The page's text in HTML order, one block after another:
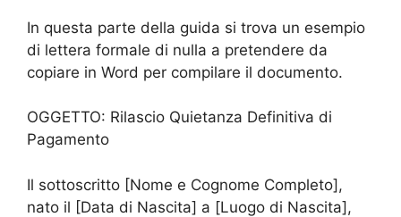
In questa parte della guida si trova un esempio
di lettera formale di nulla a pretendere da
copiare in Word per compilare il documento.
OGGETTO: Rilascio Quietanza Definitiva di
Pagamento
Il sottoscritto [Nome e Cognome Completo],
nato il [Data di Nascita] a [Luogo di Nascita],